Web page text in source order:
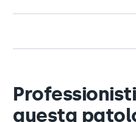
questa